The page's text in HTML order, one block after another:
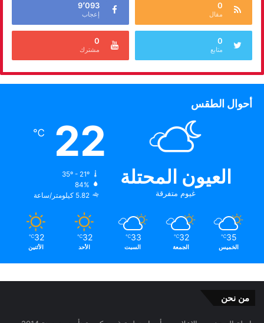
0
مقال
9٬093
إعجاب
0
متابع
0
مشترك
أحوال الطقس
العيون المحتلة
غيوم متفرقة
22
℃
35º - 21º
84%
5.82 كيلومتر/ساعة
35
℃
الخميس
32
℃
الجمعة
33
℃
السبت
32
℃
الأحد
32
℃
الأثنين
من نحن